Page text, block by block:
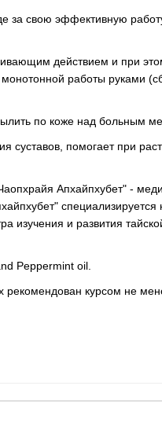
за свою эффективную
действием и при
работы руками
по коже над больным
суставов, помогает при
Апхайпхубет" -
специализируется
изучения и развития
Peppermint oil.
рекомендован курсом не